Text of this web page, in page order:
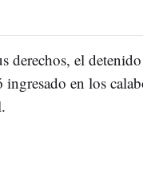
derechos, el
en los